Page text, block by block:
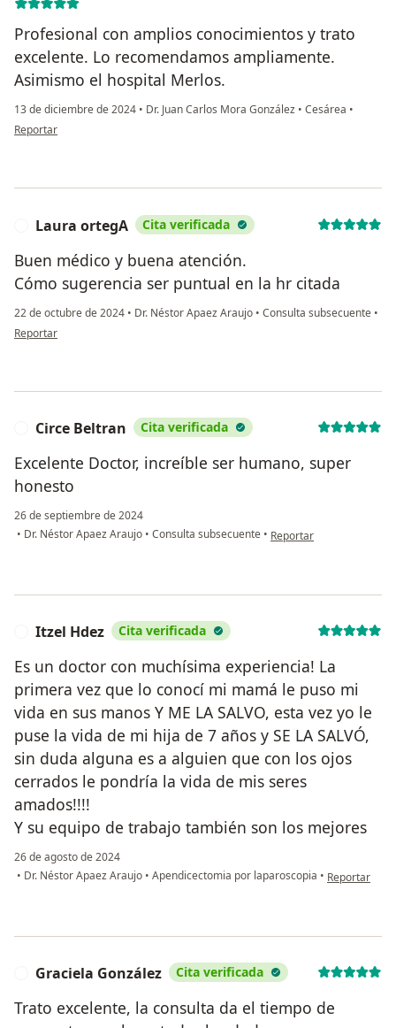
Profesional con amplios conocimientos y trato
excelente. Lo recomendamos ampliamente.
Asimismo el hospital Merlos.
13 de diciembre de 2024 • Dr. Juan Carlos Mora González • Cesárea •
en opinión del usuario Raymundo N
Reportar
Laura ortegA Cita verificada
Buen médico y buena atención.
Cómo sugerencia ser puntual en la hr citada
22 de octubre de 2024 • Dr. Néstor Apaez Araujo • Consulta subsecuente •
en opinión del usuario Laura ortegA
Reportar
Circe Beltran Cita verificada
Excelente Doctor, increíble ser humano, super
honesto
26 de septiembre de 2024
• Dr. Néstor Apaez Araujo • Consulta subsecuente • en opinión del usuario
Reportar
Itzel Hdez Cita verificada
Es un doctor con muchísima experiencia! La
primera vez que lo conocí mi mamá le puso mi
vida en sus manos Y ME LA SALVO, esta vez yo le
puse la vida de mi hija de 7 años y SE LA SALVÓ,
sin duda alguna es a alguien que con los ojos
cerrados le pondría la vida de mis seres
amados!!!!
Y su equipo de trabajo también son los mejores
26 de agosto de 2024
• Dr. Néstor Apaez Araujo • Apendicectomia por laparoscopia • en opinión
Reportar
Graciela González Cita verificada
Trato excelente, la consulta da el tiempo de